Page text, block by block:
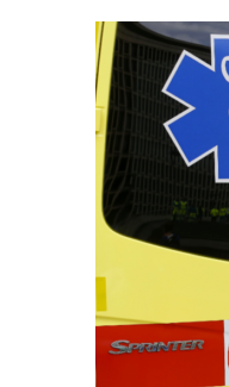
06 août 2026
Une
incendie à